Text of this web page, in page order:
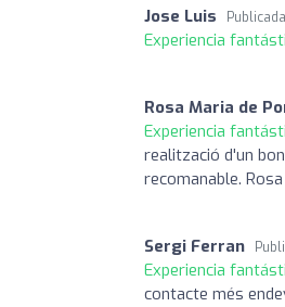
Jose Luis
Experiencia
Rosa Maria de
Experiencia
realització d'un
recomanable.
Sergi Ferran
Experiencia
contacte més